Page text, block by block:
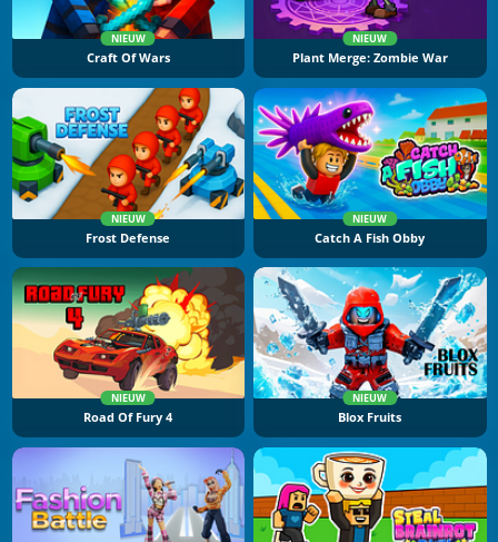
NIEUW
Craft Of Wars
NIEUW
Plant Merge: Zombie War
NIEUW
Frost Defense
NIEUW
Catch A Fish Obby
NIEUW
Road Of Fury 4
NIEUW
Blox Fruits